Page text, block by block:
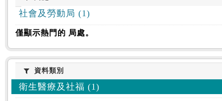
社會及勞動局 (1)
僅顯示熱門的 局處。
資料類別
資料類別
衛生醫療及社福 (1)